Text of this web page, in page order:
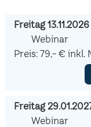
Freitag 13.11.2026
Webinar
Preis: 79,- € inkl.
Freitag
Webinar